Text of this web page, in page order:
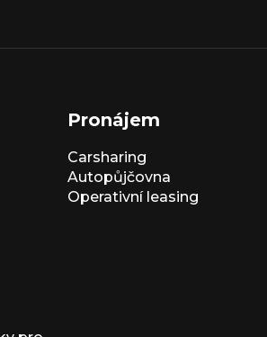
Pronájem
Carsharing
Autopůjčovna
Operativní leasing